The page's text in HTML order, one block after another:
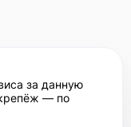
за данную
— по